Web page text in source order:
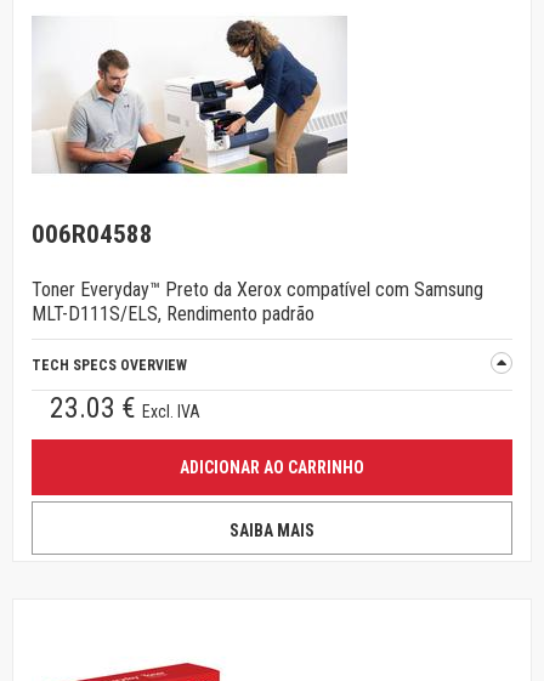
006R04588
Toner Everyday™ Preto da Xerox compatível com Samsung
MLT-D111S/ELS, Rendimento padrão
TECH SPECS OVERVIEW
23.03 € Excl. IVA
ADICIONAR AO CARRINHO
SAIBA MAIS